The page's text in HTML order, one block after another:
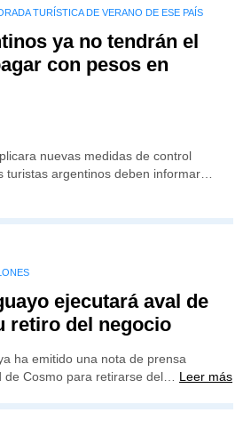
TURÍSTICA DE VERANO DE ESE PAÍS
ya no tendrán el
con pesos en
nuevas medidas de control
turistas argentinos deben informar…
ejecutará aval de
retiro del negocio
ha emitido una nota de prensa
de Cosmo para retirarse del… Leer más